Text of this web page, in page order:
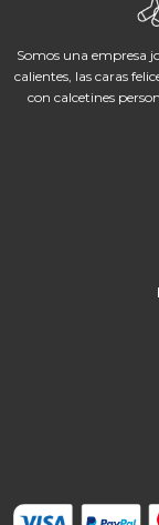
Somos una empresa
calientes, las caras
con calcetines